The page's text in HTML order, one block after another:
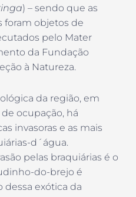
) – sendo que as
foram objetos de
pelo Mater
da Fundação
à Natureza.
da região, em
ocupação, há
invasoras e as mais
d´água.
pelas braquiárias é o
do-brejo é
dessa exótica da